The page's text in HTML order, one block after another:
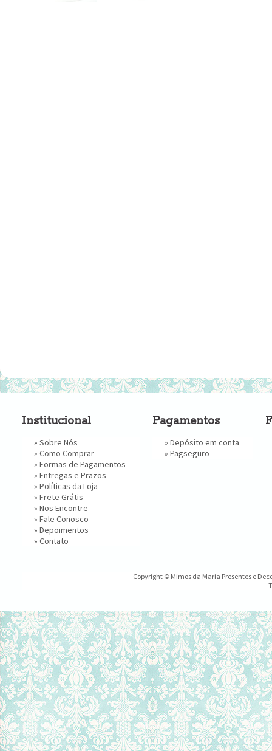
Institucional
» Sobre Nós
» Como Comprar
» Formas de Pagamentos
» Entregas e Prazos
» Políticas da Loja
» Frete Grátis
» Nos Encontre
» Fale Conosco
» Depoimentos
» Contato
Pagamentos
» Depósito em conta
» Pagseguro
Copyright © Mimos da Maria Presentes e